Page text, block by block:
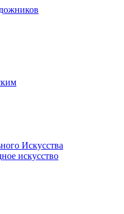
Искусства
искусство